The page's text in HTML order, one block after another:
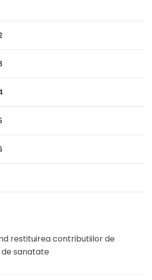
restituirea contributiilor de
sanatate